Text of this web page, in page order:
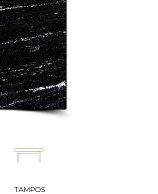
TAMPOS